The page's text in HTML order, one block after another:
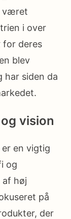
været
i over
for deres
blev
har siden da
vision
en vigtig
og
af høj
på
der